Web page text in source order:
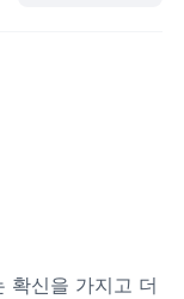
확신을 가지고 더